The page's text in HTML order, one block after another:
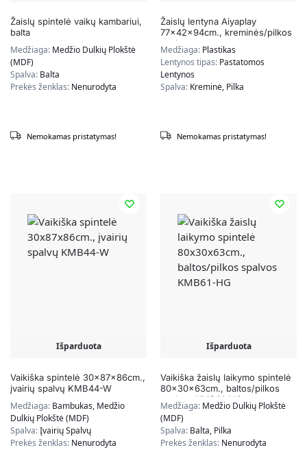
Žaislų spintelė vaikų kambariui,
balta
Medžiaga: Medžio Dulkių Plokštė
(MDF)
Spalva: Balta
Prekės ženklas: Nenurodyta
Nemokamas pristatymas!
Žaislų lentyna Aiyaplay
77x42x94cm., kreminės/pilkos
spalvos
Medžiaga: Plastikas
Lentynos tipas: Pastatomos
Lentynos
Spalva: Kreminė, Pilka
Nemokamas pristatymas!
Išparduota
Vaikiška spintelė 30x87x86cm.,
įvairių spalvų KMB44-W
Medžiaga: Bambukas, Medžio
Dulkių Plokštė (MDF)
Spalva:Įvairių Spalvų
Prekės ženklas: Nenurodyta
Išparduota
Vaikiška žaislų laikymo spintelė
80x30x63cm., baltos/pilkos
spalvos KMB61-HG
Medžiaga: Medžio Dulkių Plokštė
(MDF)
Spalva: Balta, Pilka
Prekės ženklas: Nenurodyta